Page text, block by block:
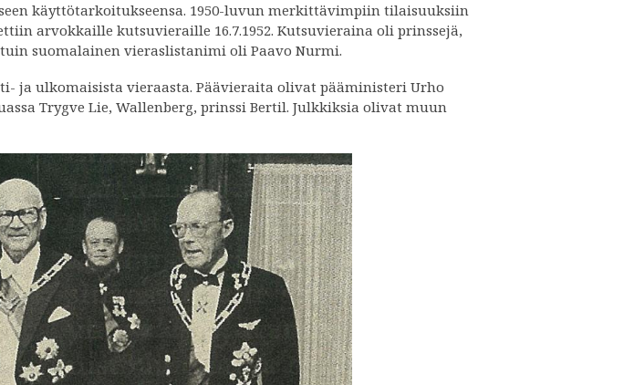
käyttötarkoitukseensa. 1950-luvun merkittävimpiin tilaisuuksiin
arvokkaille kutsuvieraille 16.7.1952. Kutsuvieraina oli prinssejä,
suomalainen vieraslistanimi oli Paavo Nurmi.
ja ulkomaisista vieraasta. Päävieraita olivat pääministeri Urho
Trygve Lie, Wallenberg, prinssi Bertil. Julkkiksia olivat muun